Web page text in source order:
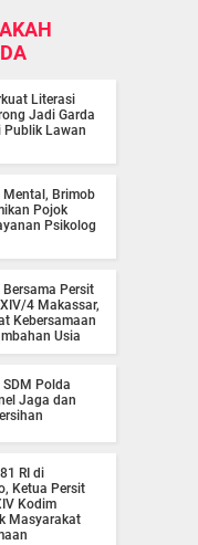
Literasi
Jadi Garda
Publik Lawan
Mental, Brimob
Pojok
Psikolog
Bersama Persit
4 Makassar,
Kebersamaan
Usia
Polda
Jaga dan
RI di
Ketua Persit
Kodim
Masyarakat